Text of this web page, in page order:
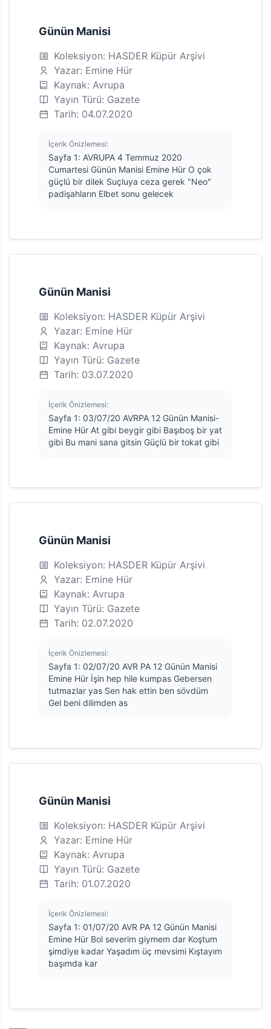
Günün Manisi
Koleksiyon: HASDER Küpür Arşivi
Yazar: Emine Hür
Kaynak: Avrupa
Yayın Türü: Gazete
Tarih: 04.07.2020
İçerik Önizlemesi:
Sayfa 1: AVRUPA 4 Temmuz 2020
Cumartesi Günün Manisi Emine Hür O çok
güçlü bir dilek Suçluya ceza gerek "Neo"
padişahların Elbet sonu gelecek
Günün Manisi
Koleksiyon: HASDER Küpür Arşivi
Yazar: Emine Hür
Kaynak: Avrupa
Yayın Türü: Gazete
Tarih: 03.07.2020
İçerik Önizlemesi:
Sayfa 1: 03/07/20 AVRPA 12 Günün Manisi-
Emine Hür At gibi beygir gibi Başıboş bir yat
gibi Bu mani sana gitsin Güçlü bir tokat gibi
Günün Manisi
Koleksiyon: HASDER Küpür Arşivi
Yazar: Emine Hür
Kaynak: Avrupa
Yayın Türü: Gazete
Tarih: 02.07.2020
İçerik Önizlemesi:
Sayfa 1: 02/07/20 AVR PA 12 Günün Manisi
Emine Hür İşin hep hile kumpas Gebersen
tutmazlar yas Sen hak ettin ben sövdüm
Gel beni dilimden as
Günün Manisi
Koleksiyon: HASDER Küpür Arşivi
Yazar: Emine Hür
Kaynak: Avrupa
Yayın Türü: Gazete
Tarih: 01.07.2020
İçerik Önizlemesi:
Sayfa 1: 01/07/20 AVR PA 12 Günün Manisi
Emine Hür Bol severim giymem dar Koştum
şimdiye kadar Yaşadım üç mevsimi Kıştayım
başımda kar